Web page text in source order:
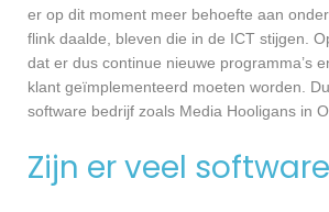
er op dit moment meer behoefte aan
flink daalde, bleven die in de ICT stijgen.
dat er dus continue nieuwe programma’s
klant geïmplementeerd moeten worden.
software bedrijf zoals Media Hooligans in
Zijn er veel